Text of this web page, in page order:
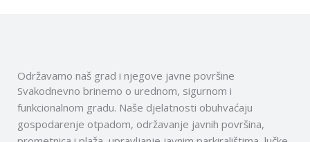
Održavamo naš grad i njegove javne površine
Svakodnevno brinemo o urednom, sigurnom i
funkcionalnom gradu. Naše djelatnosti obuhvaćaju
gospodarenje otpadom, održavanje javnih površina,